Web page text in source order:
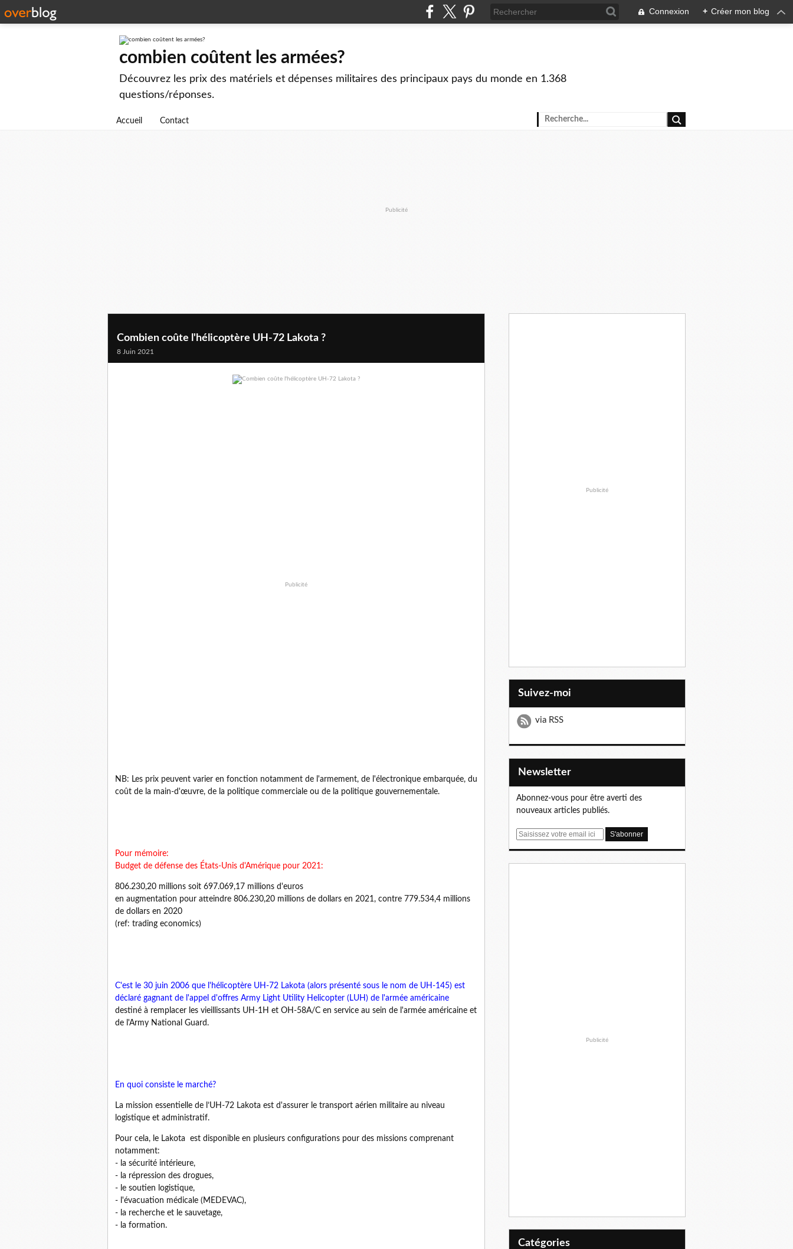
Connexion + Créer mon blog
combien coûtent les armées?
Découvrez les prix des matériels et dépenses militaires des principaux pays du monde en 1.368
questions/réponses.
Accueil Contact
Publicité
Combien coûte l'hélicoptère UH-72 Lakota ?
8 Juin 2021
Publicité
NB: Les prix peuvent varier en fonction notamment de l'armement, de l'électronique embarquée, du
coût de la main-d'œuvre, de la politique commerciale ou de la politique gouvernementale.
Pour mémoire:
Budget de défense des États-Unis d'Amérique pour 2021:
806.230,20 millions soit 697.069,17 millions d'euros
en augmentation pour atteindre 806.230,20 millions de dollars en 2021, contre 779.534,4 millions
de dollars en 2020
(ref: trading economics)
C'est le 30 juin 2006 que l'hélicoptère UH-72 Lakota (alors présenté sous le nom de UH-145) est
déclaré gagnant de l'appel d'offres Army Light Utility Helicopter (LUH) de l'armée américaine
destiné à remplacer les vieillissants UH-1H et OH-58A/C en service au sein de l'armée américaine et
de l'Army National Guard.
En quoi consiste le marché?
La mission essentielle de l’UH-72 Lakota est d'assurer le transport aérien militaire au niveau
logistique et administratif.
Pour cela, le Lakota est disponible en plusieurs configurations pour des missions comprenant
notamment:
- la sécurité intérieure,
- la répression des drogues,
- le soutien logistique,
- l'évacuation médicale (MEDEVAC),
- la recherche et le sauvetage,
- la formation.
Publicité
Suivez-moi
via RSS
Newsletter
Abonnez-vous pour être averti des
nouveaux articles publiés.
E
Publicité
Catégories